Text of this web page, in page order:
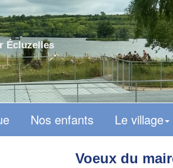
Écluzelles
Nos enfants Le village
Voeux du